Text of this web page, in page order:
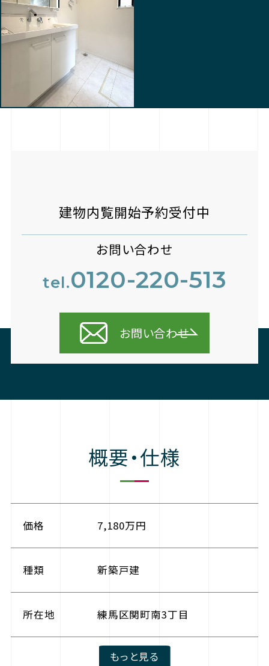
建物内覧開始予約受付中
お問い合わせ
tel.0120-220-513
お問い合わせ
概要・仕様
価格 7,180万円
種類 新築戸建
所在地 練馬区関町南3丁目
もっと見る